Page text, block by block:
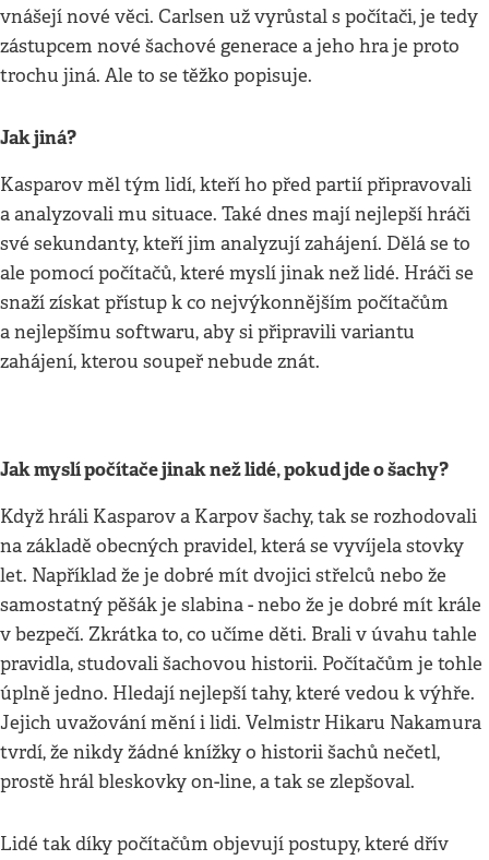
vnášejí nové věci. Carlsen už vyrůstal s počítači, je tedy
zástupcem nové šachové generace a jeho hra je proto
trochu jiná. Ale to se těžko popisuje.
Jak jiná?
Kasparov měl tým lidí, kteří ho před partií připravovali
a analyzovali mu situace. Také dnes mají nejlepší hráči
své sekundanty, kteří jim analyzují zahájení. Dělá se to
ale pomocí počítačů, které myslí jinak než lidé. Hráči se
snaží získat přístup k co nejvýkonnějším počítačům
a nejlepšímu softwaru, aby si připravili variantu
zahájení, kterou soupeř nebude znát.
Jak myslí počítače jinak než lidé, pokud jde o šachy?
Když hráli Kasparov a Karpov šachy, tak se rozhodovali
na základě obecných pravidel, která se vyvíjela stovky
let. Například že je dobré mít dvojici střelců nebo že
samostatný pěšák je slabina - nebo že je dobré mít krále
v bezpečí. Zkrátka to, co učíme děti. Brali v úvahu tahle
pravidla, studovali šachovou historii. Počítačům je tohle
úplně jedno. Hledají nejlepší tahy, které vedou k výhře.
Jejich uvažování mění i lidi. Velmistr Hikaru Nakamura
tvrdí, že nikdy žádné knížky o historii šachů nečetl,
prostě hrál bleskovky on-line, a tak se zlepšoval.
Lidé tak díky počítačům objevují postupy, které dřív